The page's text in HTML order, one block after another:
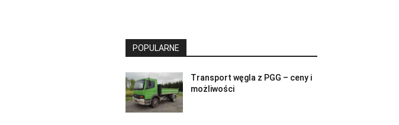
POPULARNE
Transport węgla z PGG – ceny i
możliwości